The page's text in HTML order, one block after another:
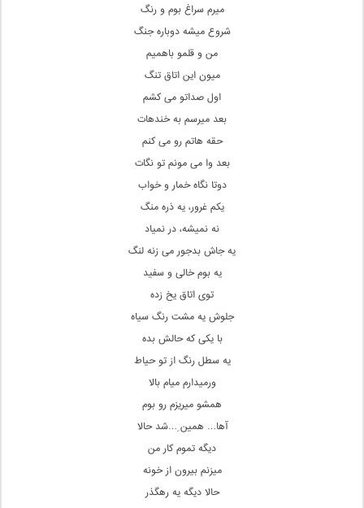
میرم سراغ بوم و رنگ
شروع میشه دوباره جنگ
من‏ و قلمو باهمیم
میون این اتاق تنگ
اول صداتو می کشم
بعد میرسم به خندهات
حقه‏‏ هاتم رو می کنم
بعد وا می مونم تو نگات
دوتا نگاه خمار و خواب
یکم غرور، یه ذره منگ
نه نمیشه، در نمیاد
یه جاش بدجور می زنه لنگ
یه بوم خالی و سفید
توی اتاق یخ زده
جلوش یه مشت رنگ سیاه
با یکی که حالش بده
یه سطل رنگ از تو حیاط
ورمیدارم میام بالا
همشو میریزم رو بوم
آها… همین ِ…شد حالا
دیگه تموم کار من
میزنم بیرون از خونه
حالا دیگه یه رهگذر